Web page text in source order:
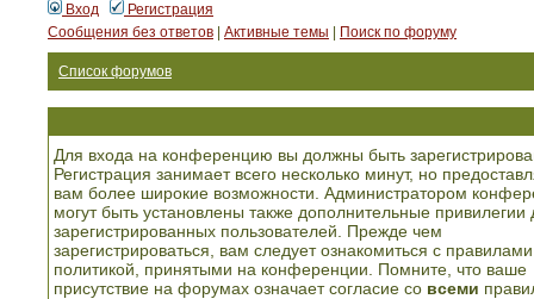
Вход
Регистрация
Сообщения без ответов
Активные темы Поиск по форуму
Список форумов
Для входа на конференцию вы должны быть
Регистрация занимает всего несколько минут, но
вам более широкие возможности. Администратором
могут быть установлены также дополнительные привилегии
зарегистрированных пользователей. Прежде чем
зарегистрироваться, вам следует ознакомиться с
политикой, принятыми на конференции. Помните, что ваше
присутствие на форумах означает согласие со всеми